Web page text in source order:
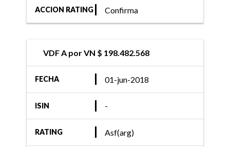
ACCION RATING Confirma
VDF A por VN $ 198.482.568
FECHA 01-jun-2018
ISIN -
RATING Asf(arg)